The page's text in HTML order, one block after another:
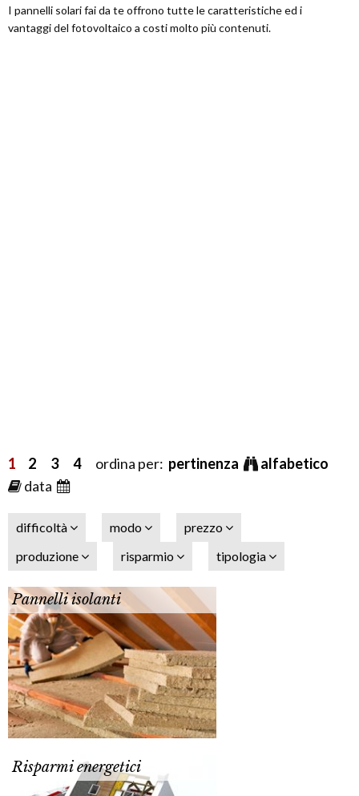
I pannelli solari fai da te offrono tutte le caratteristiche ed i
vantaggi del fotovoltaico a costi molto più contenuti.
1 2 3 4ordina per: pertinenza
alfabetico
data
difficoltà modo
prezzo
produzione
risparmio tipologia
Pannelli isolanti
Risparmi energetici